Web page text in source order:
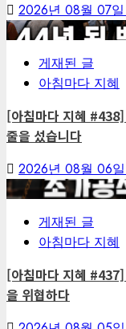
2026년 08월 07일
5
게재된 글
아침마다 지혜
[아침마다 지혜
줄을 섰습니다
2026년 08월 06일
6
게재된 글
아침마다 지혜
[아침마다 지혜
을 위협하다